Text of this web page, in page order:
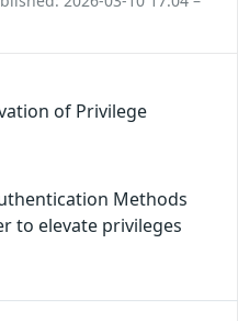
of Privilege
Methods
to elevate privileges